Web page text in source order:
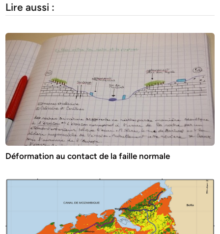
Lire aussi :
Déformation au contact de la faille normale